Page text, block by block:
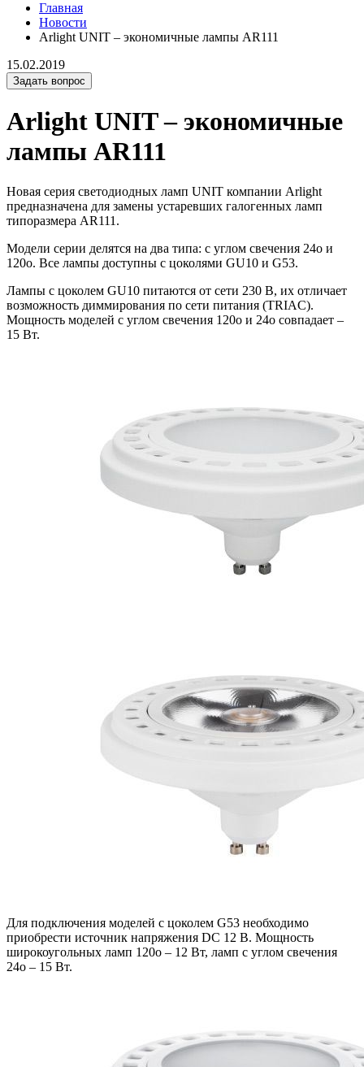
Главная
Новости
Arlight UNIT – экономичные лампы AR111
15.02.2019
Задать вопрос
Arlight UNIT – экономичные
лампы AR111
Новая серия светодиодных ламп UNIT компании Arlight
предназначена для замены устаревших галогенных ламп
типоразмера AR111.
Модели серии делятся на два типа: с углом свечения 24o и
120o. Все лампы доступны с цоколями GU10 и G53.
Лампы с цоколем GU10 питаются от сети 230 В, их отличает
возможность диммирования по сети питания (TRIAC).
Мощность моделей с углом свечения 120o и 24o совпадает –
15 Вт.
Для подключения моделей с цоколем G53 необходимо
приобрести источник напряжения DC 12 В. Мощность
широкоугольных ламп 120o – 12 Вт, ламп с углом свечения
24o – 15 Вт.